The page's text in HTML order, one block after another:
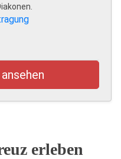
erleben